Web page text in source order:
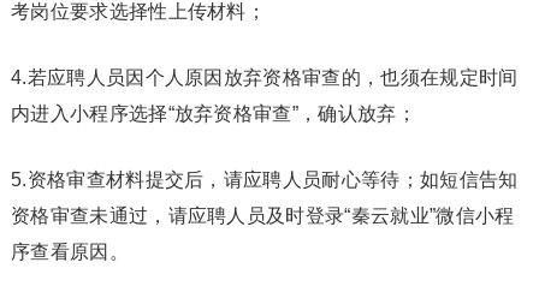
考岗位要求选择性上传材料；
4.若应聘人员因个人原因放弃资格审查的，也须在规定时间
内进入小程序选择“放弃资格审查”，确认放弃；
5.资格审查材料提交后，请应聘人员耐心等待；如短信告知
资格审查未通过，请应聘人员及时登录“秦云就业”微信小程
序查看原因。